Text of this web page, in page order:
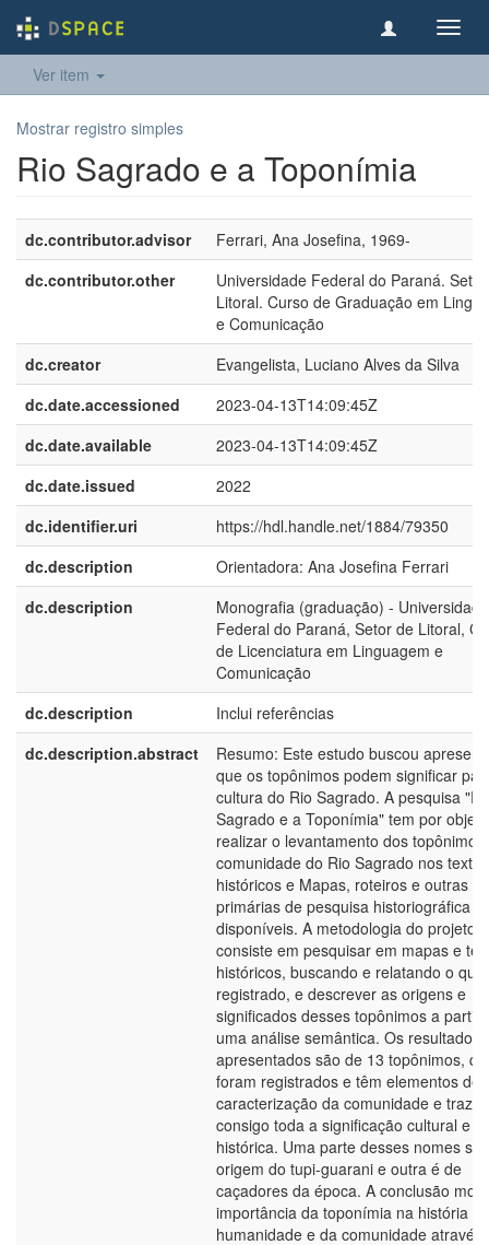
Ver item
Mostrar registro simples
Rio Sagrado e a Toponímia
dc.contributor.advisor
Ferrari, Ana Josefina, 1969-
dc.contributor.other
Universidade Federal do Paraná. Setor
Litoral. Curso de Graduação em
e Comunicação
dc.creator
Evangelista, Luciano Alves da Silva
dc.date.accessioned
2023-04-13T14:09:45Z
dc.date.available
2023-04-13T14:09:45Z
dc.date.issued
2022
dc.identifier.uri
https://hdl.handle.net/1884/79350
dc.description
Orientadora: Ana Josefina Ferrari
dc.description
Monografia (graduação) - Universidade
Federal do Paraná, Setor de Litoral,
de Licenciatura em Linguagem e
Comunicação
dc.description
Inclui referências
dc.description.abstract
Resumo: Este estudo buscou
que os topônimos podem significar
cultura do Rio Sagrado. A pesquisa
Sagrado e a Toponímia" tem por
realizar o levantamento dos topônimos
comunidade do Rio Sagrado nos textos
históricos e Mapas, roteiros e outras
primárias de pesquisa historiográfica
disponíveis. A metodologia do projeto
consiste em pesquisar em mapas e
históricos, buscando e relatando o que
registrado, e descrever as origens e
significados desses topônimos a partir
uma análise semântica. Os resultados
apresentados são de 13 topônimos,
foram registrados e têm elementos de
caracterização da comunidade e
consigo toda a significação cultural e
histórica. Uma parte desses nomes
origem do tupi-guarani e outra é de
caçadores da época. A conclusão
importância da toponímia na história da
humanidade e da comunidade através